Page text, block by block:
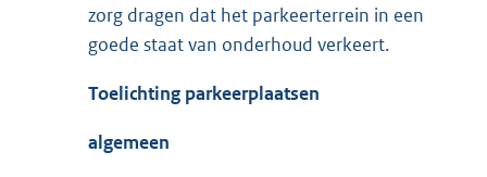
zorg dragen dat het parkeerterrein in een
goede staat van onderhoud verkeert.
Toelichting parkeerplaatsen
algemeen